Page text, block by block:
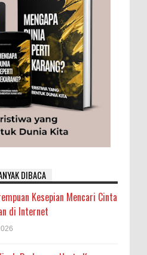
DIBACA
Kesepian Mencari Cinta
di Internet